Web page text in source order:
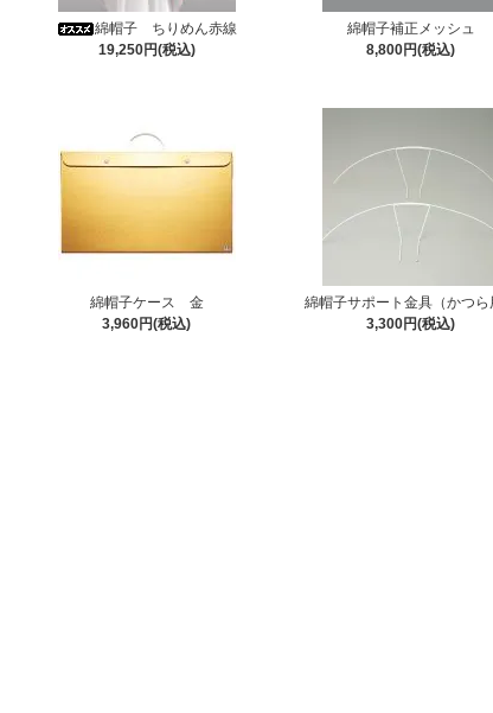
綿帽子 ちりめん赤線
19,250円(税込)
綿帽子補正メッシュ
8,800円(税込)
綿帽子ケース 金
3,960円(税込)
綿帽子サポート金具（かつら
3,300円(税込)